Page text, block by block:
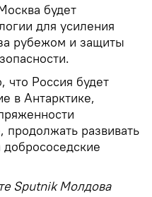
будет
для усиления
рубежом и защиты
что Россия будет
в Антарктике,
продолжать развивать
добрососедские
Sputnik Молдова